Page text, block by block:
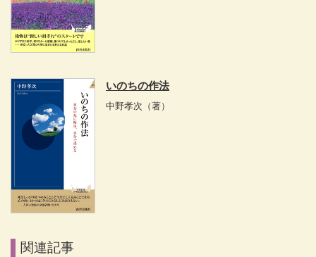
いのちの作法
中野孝次 （著）
関連記事